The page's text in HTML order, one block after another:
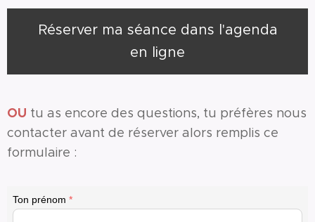
Réserver ma séance dans l'agenda
en ligne
OU tu as encore des questions, tu préfères nous
contacter avant de réserver alors remplis ce
formulaire :